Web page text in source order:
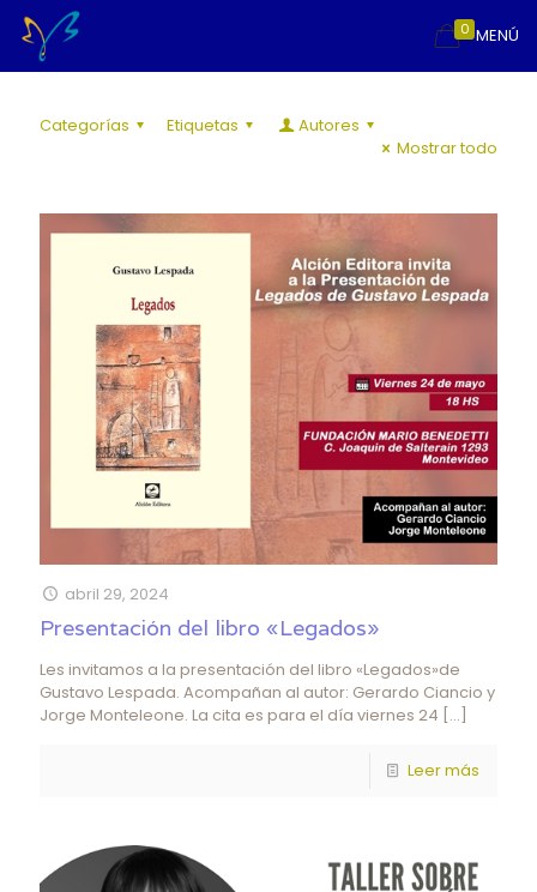
MENÚ
0
Categorías Etiquetas
Autores
Mostrar todo
abril 29, 2024
Presentación del libro «Legados»
Les invitamos a la presentación del libro «Legados»de
Gustavo Lespada. Acompañan al autor: Gerardo Ciancio y
Jorge Monteleone. La cita es para el día viernes 24 […]
Leer más